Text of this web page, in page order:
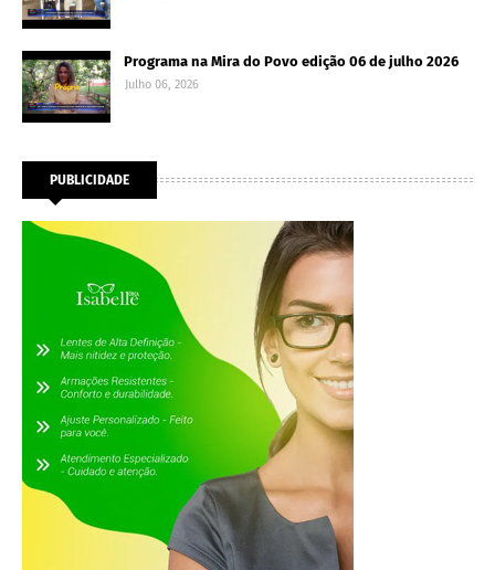
Programa na Mira do Povo edição 06 de julho 2026
Julho 06, 2026
PUBLICIDADE